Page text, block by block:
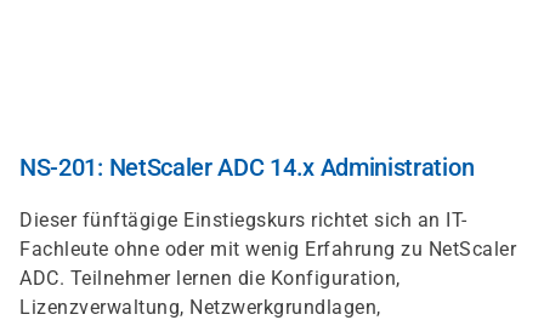
NS-201: NetScaler ADC 14.x Administration
Dieser fünftägige Einstiegskurs richtet sich an IT-
Fachleute ohne oder mit wenig Erfahrung zu NetScaler
ADC. Teilnehmer lernen die Konfiguration,
Lizenzverwaltung, Netzwerkgrundlagen,